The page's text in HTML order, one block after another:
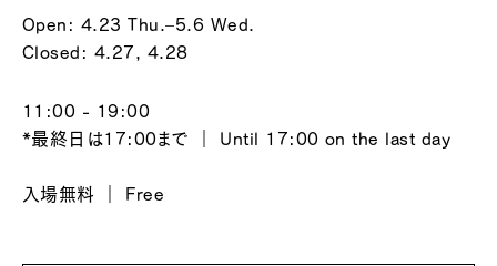
Open: 4.23 Thu.–5.6 Wed.
Closed: 4.27, 4.28
11:00 - 19:00
*最終日は17:00まで ｜ Until 17:00 on the last day
入場無料 ｜ Free